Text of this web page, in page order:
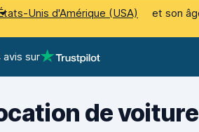
Unis d'Amérique (USA) et son
avis sur
de